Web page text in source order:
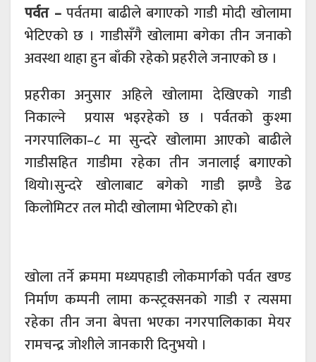
पर्वत –पर्वतमा बाढीले बगाएको गाडी मोदी खोलामा
भेटिएको छ । गाडीसँगै खोलामा बगेका तीन जनाको
अवस्था थाहा हुन बाँकी रहेको प्रहरीले जनाएको छ ।
प्रहरीका अनुसार अहिले खोलामा देखिएको गाडी
निकाल्ने प्रयास भइरहेको छ । पर्वतको कुश्मा
नगरपालिका–८ मा सुन्दरे खोलामा आएको बाढीले
गाडीसहित गाडीमा रहेका तीन जनालाई बगाएको
थियो।सुन्दरे खोलाबाट बगेको गाडी झण्डै डेढ
किलोमिटर तल मोदी खोलामा भेटिएको हो।
खोला तर्ने क्रममा मध्यपहाडी लोकमार्गको पर्वत खण्ड
निर्माण कम्पनी लामा कन्स्ट्रक्सनको गाडी र त्यसमा
रहेका तीन जना बेपत्ता भएका नगरपालिकाका मेयर
रामचन्द्र जोशीले जानकारी दिनुभयो ।